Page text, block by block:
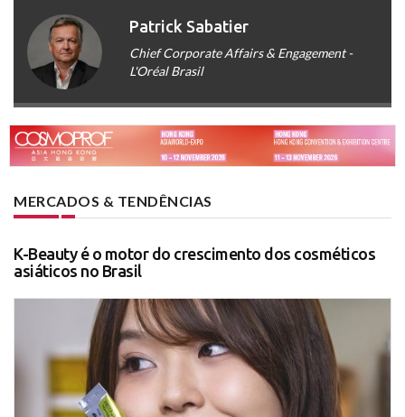
Patrick Sabatier
Chief Corporate Affairs & Engagement -
L'Oréal Brasil
MERCADOS & TENDÊNCIAS
K-Beauty é o motor do crescimento dos cosméticos
asiáticos no Brasil